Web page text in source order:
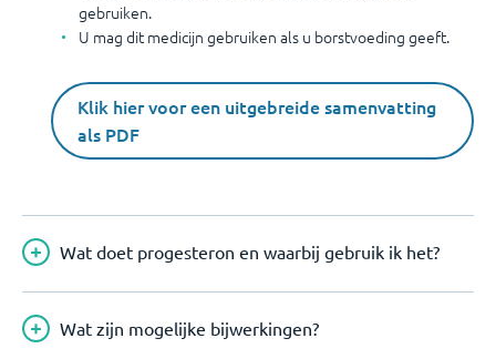
gebruiken.
U mag dit medicijn gebruiken als u borstvoeding geeft.
Klik hier voor een uitgebreide samenvatting
als PDF
Wat doet progesteron en waarbij gebruik ik het?
Wat zijn mogelijke bijwerkingen?